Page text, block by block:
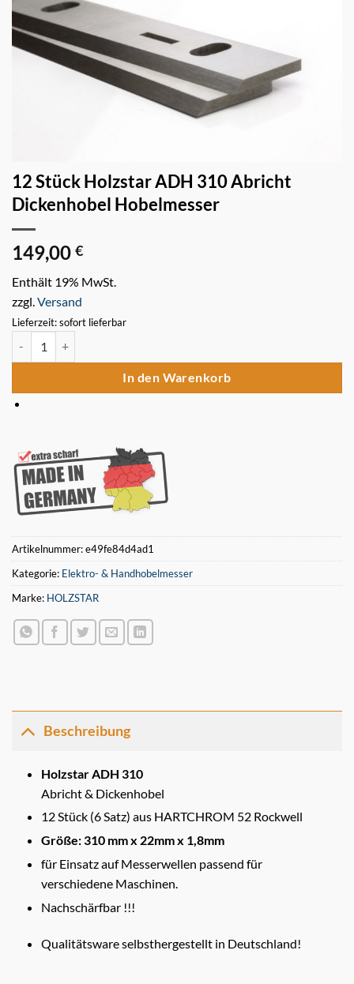
12 Stück Holzstar ADH 310 Abricht
Dickenhobel Hobelmesser
149,00 €
Enthält 19% MwSt.
zzgl. Versand
Lieferzeit: sofort lieferbar
12 Stück Holzstar ADH 310 Abricht Dickenhobel Hobelmesser
In den Warenkorb
Artikelnummer:e49fe84d4ad1
Kategorie: Elektro- & Handhobelmesser
Marke: HOLZSTAR
Beschreibung
Holzstar ADH 310
Abricht & Dickenhobel
12 Stück (6 Satz) aus HARTCHROM 52 Rockwell
Größe: 310 mm x 22mm x 1,8mm
für Einsatz auf Messerwellen passend für
verschiedene Maschinen.
Nachschärfbar !!!
Qualitätsware selbsthergestellt in Deutschland!